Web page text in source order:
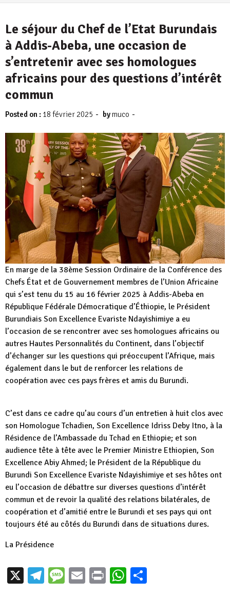
Le séjour du Chef de l’Etat Burundais
à Addis-Abeba, une occasion de
s’entretenir avec ses homologues
africains pour des questions d’intérêt
commun
Posted on : 18 février 2025 - bymuco -
En marge de la 38ème Session Ordinaire de la Conférence des
Chefs État et de Gouvernement membres de l’Union Africaine
qui s’est tenu du 15 au 16 février 2025 à Addis-Abeba en
République Fédérale Démocratique d’Éthiopie, le Président
Burundiais Son Excellence Evariste Ndayishimiye a eu
l’occasion de se rencontrer avec ses homologues africains ou
autres Hautes Personnalités du Continent, dans l’objectif
d’échanger sur les questions qui préoccupent l’Afrique, mais
également dans le but de renforcer les relations de
coopération avec ces pays frères et amis du Burundi.
C’est dans ce cadre qu’au cours d’un entretien à huit clos avec
son Homologue Tchadien, Son Excellence Idriss Deby Itno, à la
Résidence de l’Ambassade du Tchad en Ethiopie; et son
audience tête à tête avec le Premier Ministre Ethiopien, Son
Excellence Abiy Ahmed; le Président de la République du
Burundi Son Excellence Evariste Ndayishimiye et ses hôtes ont
eu l’occasion de débattre sur diverses questions d’intérêt
commun et de revoir la qualité des relations bilatérales, de
coopération et d’amitié entre le Burundi et ses pays qui ont
toujours été au côtés du Burundi dans de situations dures.
La Présidence
X Telegram
Message
EmailPrintWhatsApp